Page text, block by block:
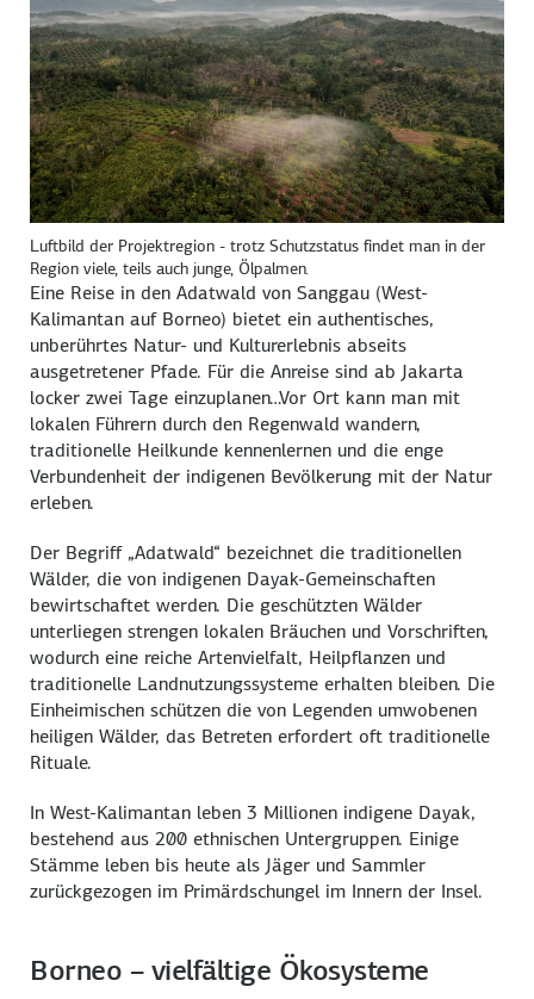
Luftbild der Projektregion - trotz Schutzstatus findet man in der
Region viele, teils auch junge, Ölpalmen.
Eine Reise in den Adatwald von Sanggau (West-
Kalimantan auf Borneo) bietet ein authentisches,
unberührtes Natur- und Kulturerlebnis abseits
ausgetretener Pfade. Für die Anreise sind ab Jakarta
locker zwei Tage einzuplanen…Vor Ort kann man mit
lokalen Führern durch den Regenwald wandern,
traditionelle Heilkunde kennenlernen und die enge
Verbundenheit der indigenen Bevölkerung mit der Natur
erleben.
Der Begriff „Adatwald“ bezeichnet die traditionellen
Wälder, die von indigenen Dayak-Gemeinschaften
bewirtschaftet werden. Die geschützten Wälder
unterliegen strengen lokalen Bräuchen und Vorschriften,
wodurch eine reiche Artenvielfalt, Heilpflanzen und
traditionelle Landnutzungssysteme erhalten bleiben. Die
Einheimischen schützen die von Legenden umwobenen
heiligen Wälder, das Betreten erfordert oft traditionelle
Rituale.
In West-Kalimantan leben 3 Millionen indigene Dayak,
bestehend aus 200 ethnischen Untergruppen. Einige
Stämme leben bis heute als Jäger und Sammler
zurückgezogen im Primärdschungel im Innern der Insel.
Borneo – vielfältige Ökosysteme